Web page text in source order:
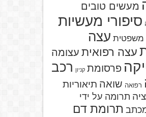
מעשים טובים
סיפורי מעשיות
משפטית עצה
עצה רפואית עצומה
פרסומת קניון רכב
רפואה שואה תיאוריות
תרומה על ידי
תרומת דם